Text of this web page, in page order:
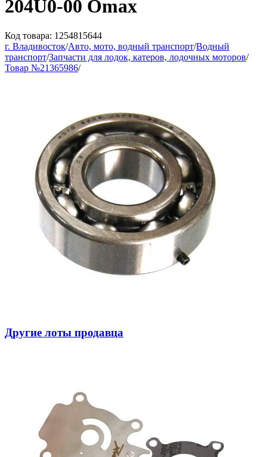
204U0-00 Omax
Код товара: 1254815644
г. Владивосток/Авто, мото, водный транспорт/Водный
транспорт/Запчасти для лодок, катеров, лодочных моторов/
Товар №21365986/
Другие лоты продавца